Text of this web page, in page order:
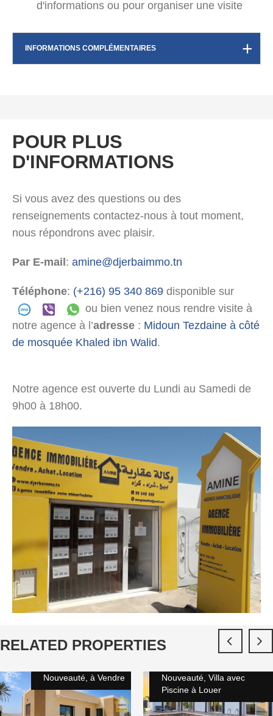
d'informations ou pour organiser une visite
INFORMATIONS COMPLÉMENTAIRES
POUR PLUS
D'INFORMATIONS
Si vous avez des questions ou des
renseignements contactez-nous à tout moment,
nous répondrons avec plaisir.
Par E-mail : amine@djerbaimmo.tn
Téléphone: (+216) 95 340 869 disponible sur
ou bien venez nous rendre visite à
notre agence à l’adresse : Midoun Tezdaine à côté
de mosquée Khaled ibn Walid.
Notre agence est ouverte du Lundi au Samedi de
9h00 à 18h00.
RELATED PROPERTIES
Nouveauté, à Vendre
Nouveauté, Villa avec
Piscine à Louer